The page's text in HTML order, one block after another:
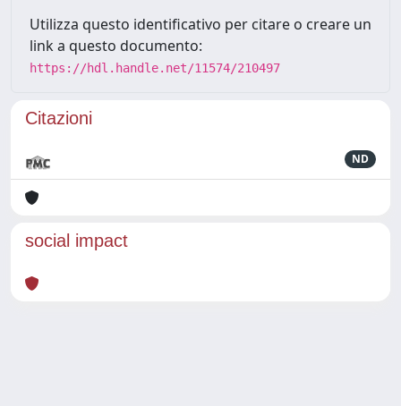
Utilizza questo identificativo per citare o creare un
link a questo documento:
https://hdl.handle.net/11574/210497
Citazioni
ND
social impact